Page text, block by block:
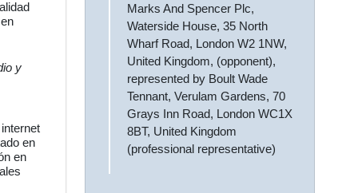
y
en
en
Marks And Spencer Plc,
Waterside House, 35 North
Wharf Road, London W2 1NW,
United Kingdom, (opponent),
represented by Boult Wade
Tennant, Verulam Gardens, 70
Grays Inn Road, London WC1X
8BT, United Kingdom
(professional representative)